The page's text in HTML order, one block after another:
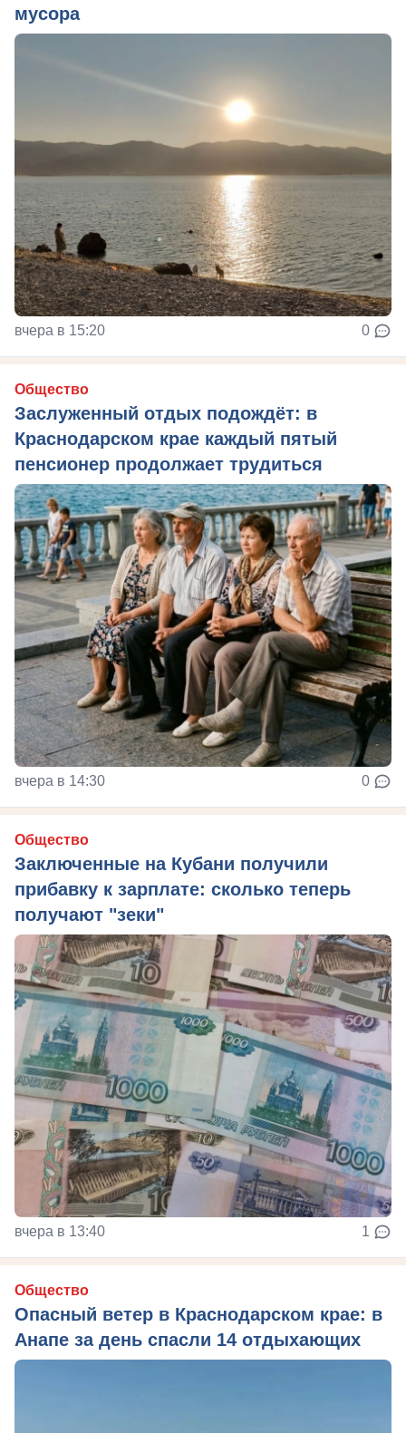
мусора
вчера в 15:20 0
Общество
Заслуженный отдых подождёт: в
Краснодарском крае каждый пятый
пенсионер продолжает трудиться
вчера в 14:30 0
Общество
Заключенные на Кубани получили
прибавку к зарплате: сколько теперь
получают "зеки"
вчера в 13:40 1
Общество
Опасный ветер в Краснодарском крае: в
Анапе за день спасли 14 отдыхающих